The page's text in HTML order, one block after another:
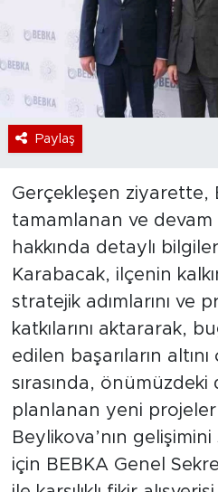
Paylaş
Gerçekleşen ziyarette,
tamamlanan ve
hakkında detaylı
Karabacak, ilçenin
stratejik adımlarını ve
katkılarını aktararak,
edilen başarıların
sırasında, önümüzdeki
planlanan yeni projeler
Beylikova’nın
için BEBKA Genel
Magazin
Dünya
Sektör